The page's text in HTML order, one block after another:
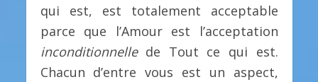
qui est, est totalement acceptable
parce que l’Amour est l’acceptation
inconditionnellede Tout ce qui est.
Chacun d’entre vous est un aspect,